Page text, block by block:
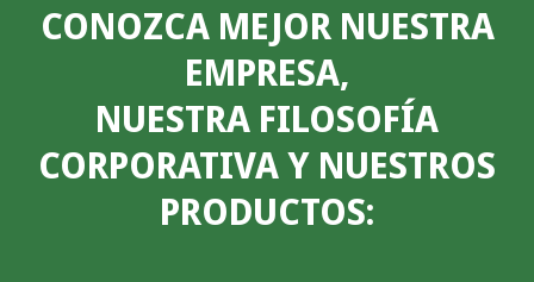
CONOZCA MEJOR NUESTRA
EMPRESA,
NUESTRA FILOSOFÍA
CORPORATIVA Y NUESTROS
PRODUCTOS: